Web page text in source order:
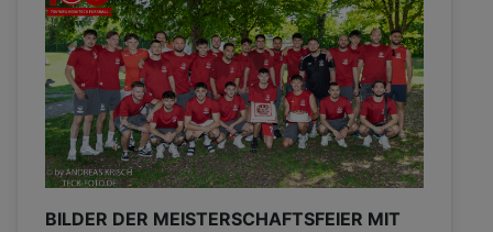
BILDER DER MEISTERSCHAFTSFEIER MIT